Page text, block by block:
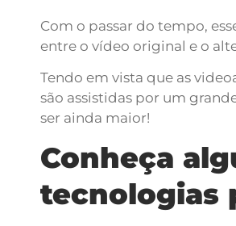
Com o passar do tempo,
entre o vídeo original e o
Tendo em vista que as
são assistidas por um
ser ainda maior!
Conheça
tecnologias